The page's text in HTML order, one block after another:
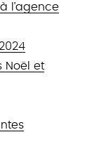
l’agence
Noël et